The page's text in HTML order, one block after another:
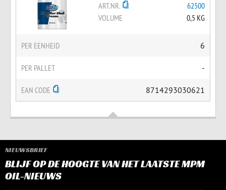
ART.NR.
62500
VOLUME
0,5 KG
PER EENHEID 6
PER PALLET -
EAN CODE 8714293030621
NIEUWSBRIEF
BLIJF OP DE HOOGTE VAN HET LAATSTE MPM
OIL-NIEUWS